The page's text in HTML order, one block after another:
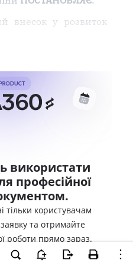
внесок у розвиток
використати
професійної
тільки користувачам
та отримайте
роботи прямо зараз.